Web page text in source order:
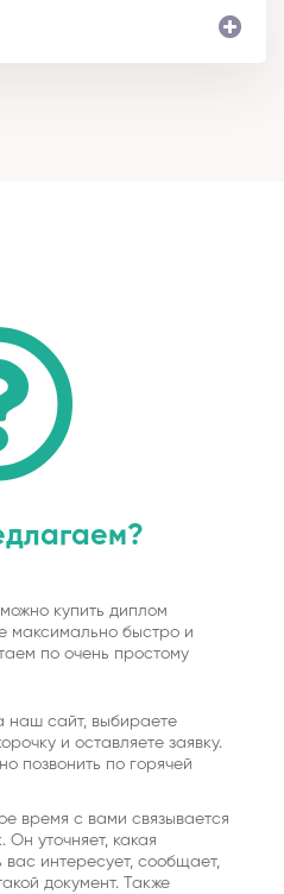
купить диплом
максимально быстро и
по очень простому
наш сайт, выбираете
и оставляете заявку.
позвонить по горячей
время с вами связывается
Он уточняет, какая
вас интересует, сообщает,
документ. Также